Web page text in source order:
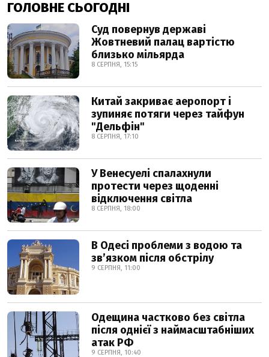
ГОЛОВНЕ СЬОГОДНІ
Суд повернув державі
Жовтневий палац вартістю
близько мільярда
8 СЕРПНЯ, 15:15
Китай закриває аеропорт і
зупиняє потяги через тайфун
"Дельфін"
8 СЕРПНЯ, 17:10
У Венесуелі спалахнули
протести через щоденні
відключення світла
8 СЕРПНЯ, 18:00
В Одесі проблеми з водою та
звʼязком після обстрілу
9 СЕРПНЯ, 11:00
Одещина частково без світла
після однієї з наймасштабніших
атак РФ
9 СЕРПНЯ, 10:40